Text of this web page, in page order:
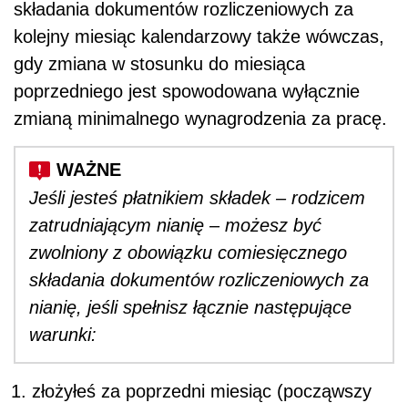
składania dokumentów rozliczeniowych za
kolejny miesiąc kalendarzowy także wówczas,
gdy zmiana w stosunku do miesiąca
poprzedniego jest spowodowana wyłącznie
zmianą minimalnego wynagrodzenia za pracę.
Jeśli jesteś płatnikiem składek – rodzicem
zatrudniającym nianię – możesz być
zwolniony z obowiązku comiesięcznego
składania dokumentów rozliczeniowych za
nianię, jeśli spełnisz łącznie następujące
warunki:
złożyłeś za poprzedni miesiąc (począwszy